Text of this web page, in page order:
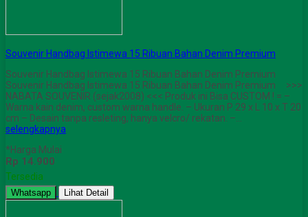
Souvenir Handbag Istimewa 15 Ribuan Bahan Denim Premium
Souvenir Handbag Istimewa 15 Ribuan Bahan Denim Premium
Souvenir Handbag Istimewa 15 Ribuan Bahan Denim Premium >>>
NABATA SOUVENIR (sejak2008) <<< Produk ini Bisa CUSTOM ! = –
Warna kain denim, custom warna handle. – Ukuran P 29 x L 10 x T 20
cm – Desain tanpa resleting, hanya velcro/ rekatan. –…
selengkapnya
*Harga Mulai
Rp 14.900
Tersedia
Whatsapp Lihat Detail